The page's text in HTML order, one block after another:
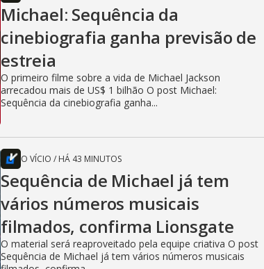
Michael: Sequência da
cinebiografia ganha previsão de
estreia
O primeiro filme sobre a vida de Michael Jackson
arrecadou mais de US$ 1 bilhão O post Michael:
Sequência da cinebiografia ganha...
O VÍCIO / HÁ 43 MINUTOS
Sequência de Michael já tem
vários números musicais
filmados, confirma Lionsgate
O material será reaproveitado pela equipe criativa O post
Sequência de Michael já tem vários números musicais